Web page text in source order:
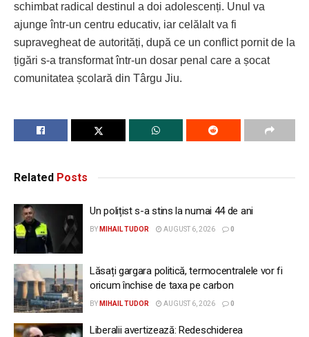
schimbat radical destinul a doi adolescenți. Unul va
ajunge într-un centru educativ, iar celălalt va fi
supravegheat de autorități, după ce un conflict pornit de la
țigări s-a transformat într-un dosar penal care a șocat
comunitatea școlară din Târgu Jiu.
Related Posts
Un polițist s-a stins la numai 44 de ani
BY MIHAIL TUDOR AUGUST 6, 2026 0
Lăsați gargara politică, termocentralele vor fi
oricum închise de taxa pe carbon
BY MIHAIL TUDOR AUGUST 6, 2026 0
Liberalii avertizează: Redeschiderea